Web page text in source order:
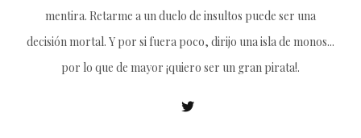
mentira. Retarme a un duelo de insultos puede ser una
decisión mortal. Y por si fuera poco, dirijo una isla de monos...
por lo que de mayor ¡quiero ser un gran pirata!.